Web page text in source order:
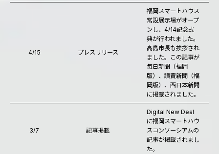
4/15 プレスリリース
福岡スマートハウス
常設展示場がオープ
ンし、4/14記念式
典が行われました。
高島市長も挨拶され
ました。この記事が
毎日新聞（福岡
版）、讀賣新聞（福
岡版）、西日本新聞
に掲載されました。
3/7 記事掲載
Digital New Deal
に福岡スマートハウ
スコンソーシアムの
記事が掲載されまし
た。